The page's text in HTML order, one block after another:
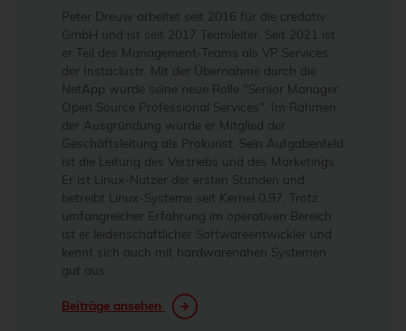
Peter Dreuw arbeitet seit 2016 für die credativ
GmbH und ist seit 2017 Teamleiter. Seit 2021 ist
er Teil des Management-Teams als VP Services
der Instaclustr. Mit der Übernahme durch die
NetApp wurde seine neue Rolle "Senior Manager
Open Source Professional Services". Im Rahmen
der Ausgründung wurde er Mitglied der
Geschäftsleitung als Prokurist. Sein Aufgabenfeld
ist die Leitung des Vertriebs und des Marketings.
Er ist Linux-Nutzer der ersten Stunden und
betreibt Linux-Systeme seit Kernel 0.97. Trotz
umfangreicher Erfahrung im operativen Bereich
ist er leidenschaftlicher Softwareentwickler und
kennt sich auch mit hardwarenahen Systemen
gut aus.
Beiträge ansehen